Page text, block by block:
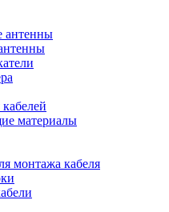
антенны
материалы
монтажа кабеля